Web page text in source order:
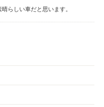
らしい車だと思います。